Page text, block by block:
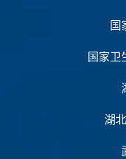
国
国家卫
湖